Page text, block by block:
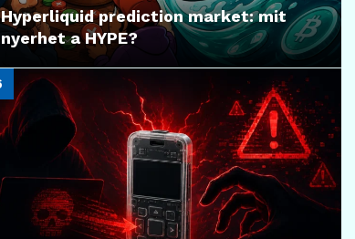
Hyperliquid prediction market: mit
nyerhet a HYPE?